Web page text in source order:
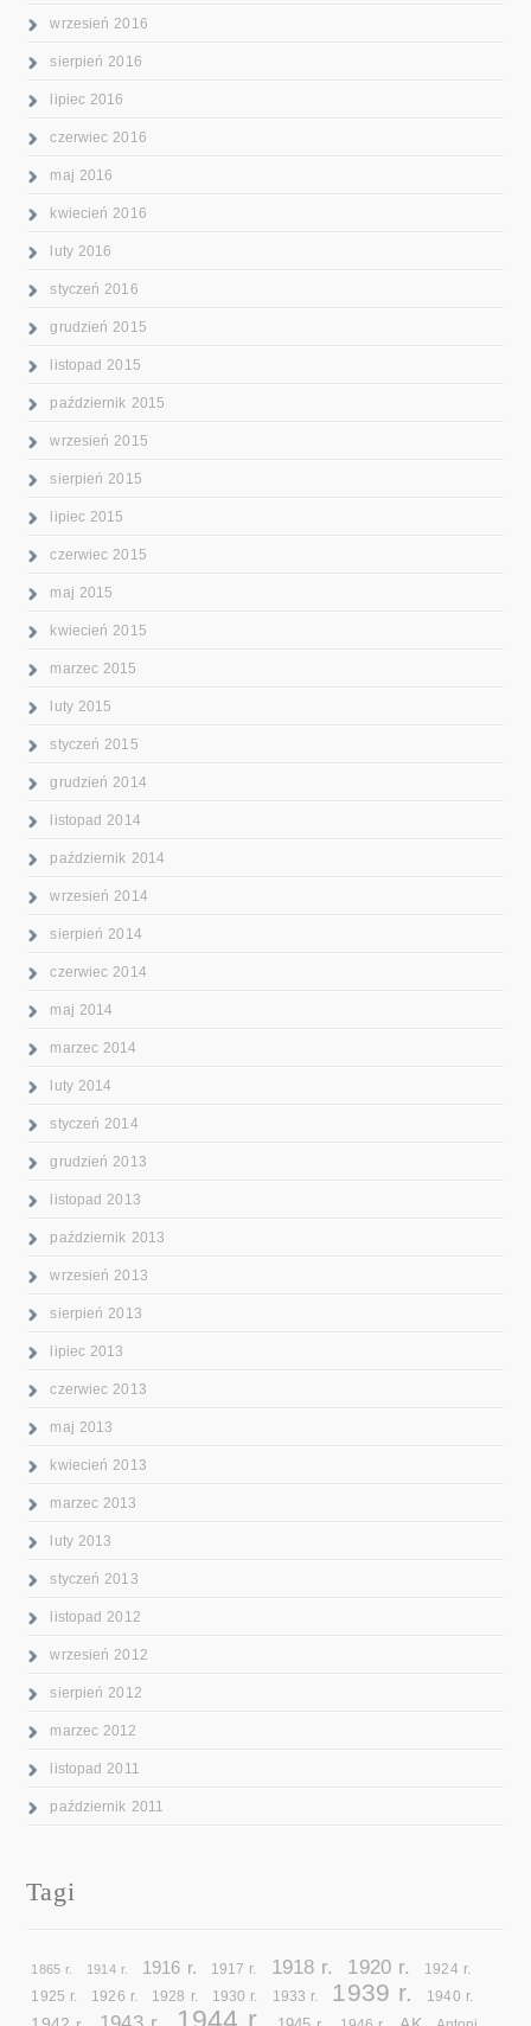
wrzesień 2016
sierpień 2016
lipiec 2016
czerwiec 2016
maj 2016
kwiecień 2016
luty 2016
styczeń 2016
grudzień 2015
listopad 2015
październik 2015
wrzesień 2015
sierpień 2015
lipiec 2015
czerwiec 2015
maj 2015
kwiecień 2015
marzec 2015
luty 2015
styczeń 2015
grudzień 2014
listopad 2014
październik 2014
wrzesień 2014
sierpień 2014
czerwiec 2014
maj 2014
marzec 2014
luty 2014
styczeń 2014
grudzień 2013
listopad 2013
październik 2013
wrzesień 2013
sierpień 2013
lipiec 2013
czerwiec 2013
maj 2013
kwiecień 2013
marzec 2013
luty 2013
styczeń 2013
listopad 2012
wrzesień 2012
sierpień 2012
marzec 2012
listopad 2011
październik 2011
Tagi
1865 r. 1914 r. 1916 r. 1917 r. 1918 r. 1920 r. 1924 r.
1925 r. 1926 r. 1928 r. 1930 r. 1933 r. 1939 r. 1940 r.